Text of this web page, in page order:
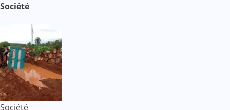
Société
Société